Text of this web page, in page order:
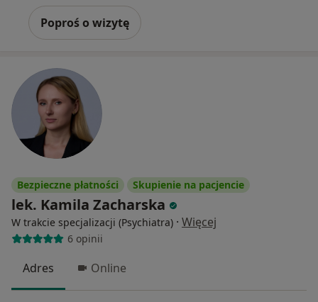
Poproś o wizytę
Bezpieczne płatności Skupienie na pacjencie
lek. Kamila Zacharska
W trakcie specjalizacji (Psychiatra) · Więcej
6 opinii
Adres Online